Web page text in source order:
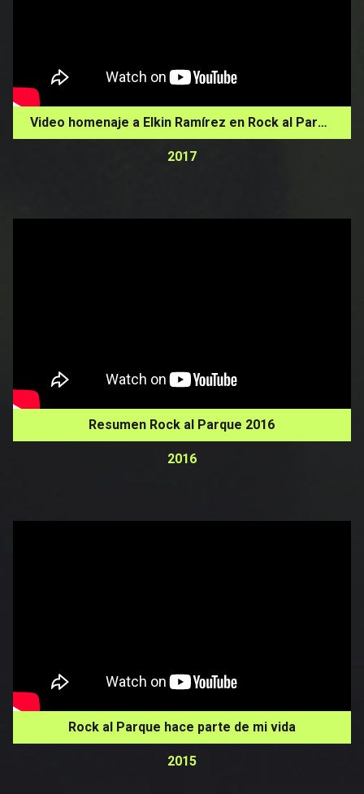
Video homenaje a Elkin Ramírez en Rock al Parque 2017
2017
Resumen Rock al Parque 2016
2016
Rock al Parque hace parte de mi vida
2015